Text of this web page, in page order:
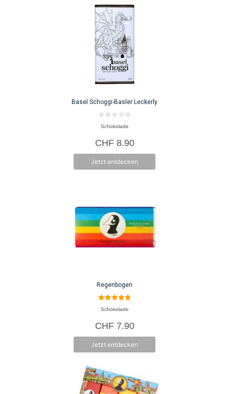
Basel Schoggi-Basler Leckerly
v
n
5
Schokolade
CHF8.90
Jetzt entdecken
Regenbogen
4.80
von 5
Schokolade
CHF7.90
Jetzt entdecken